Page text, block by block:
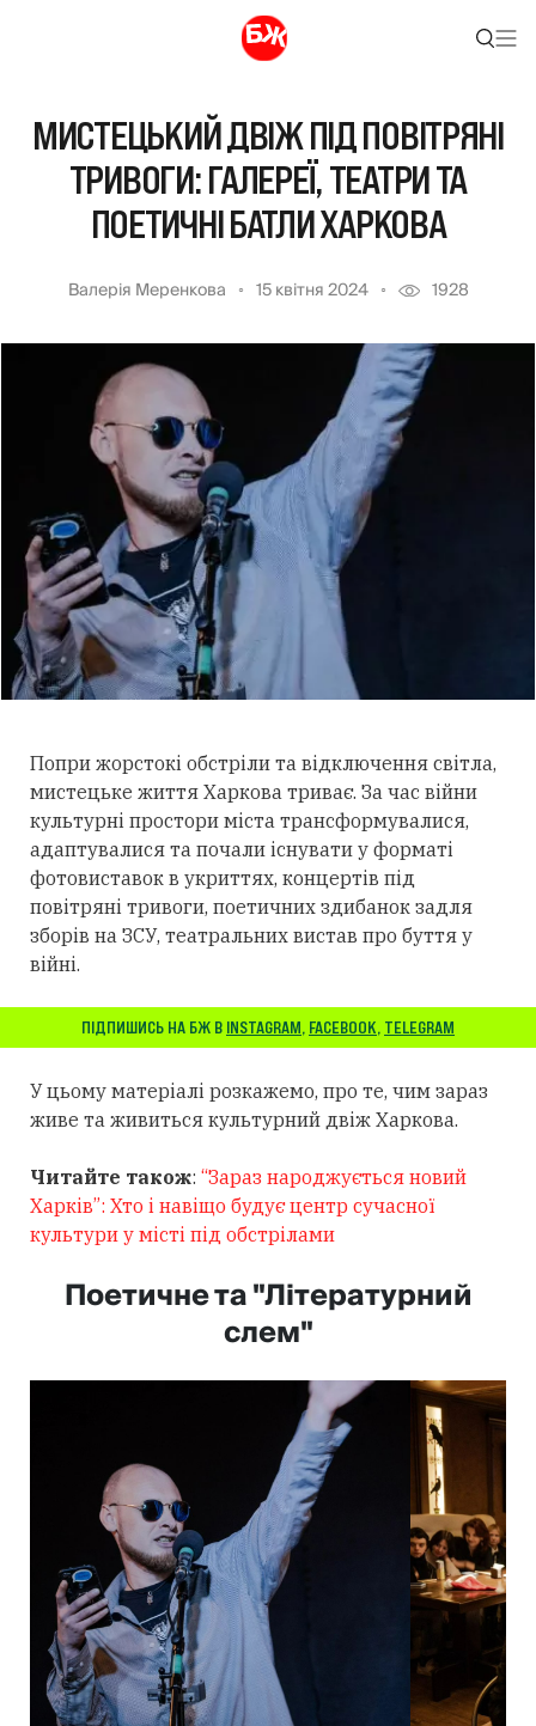
МИСТЕЦЬКИЙ ДВІЖ ПІД ПОВІТРЯНІ
ТРИВОГИ: ГАЛЕРЕЇ, ТЕАТРИ ТА
ПОЕТИЧНІ БАТЛИ ХАРКОВА
Валерія Меренкова 15 квітня 2024 1928
Попри жорстокі обстріли та відключення світла,
мистецьке життя Харкова триває. За час війни
культурні простори міста трансформувалися,
адаптувалися та почали існувати у форматі
фотовиставок в укриттях, концертів під
повітряні тривоги, поетичних здибанок задля
зборів на ЗСУ, театральних вистав про буття у
війні.
ПІДПИШИСЬ НА БЖ В INSTAGRAM, FACEBOOK, TELEGRAM
У цьому матеріалі розкажемо, про те, чим зараз
живе та живиться культурний двіж Харкова.
Читайте також: “Зараз народжується новий
Харків”: Хто і навіщо будує центр сучасної
культури у місті під обстрілами
Поетичне та "Літературний
слем"